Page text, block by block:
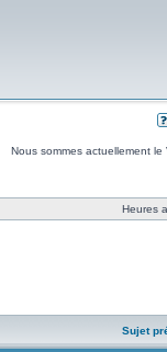
Nous sommes actuellement
Heures
Sujet